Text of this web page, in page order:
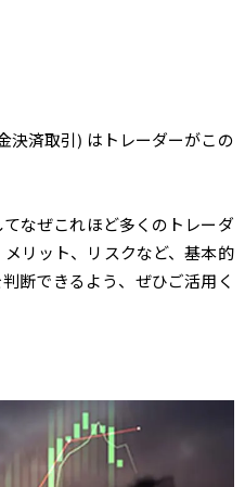
決済取引) はトレーダーがこの
なぜこれほど多くのトレーダ
メリット、リスクなど、基本的
断できるよう、ぜひご活用く